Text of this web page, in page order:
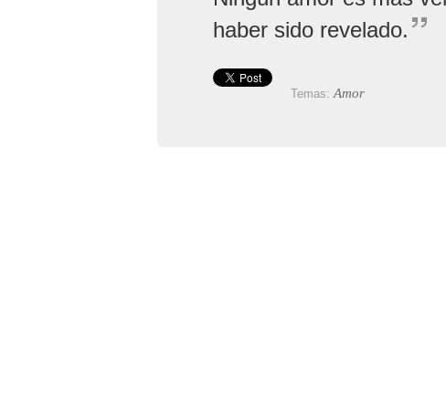
haber sido revelado.
Temas:Amor